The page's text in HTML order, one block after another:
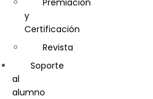
Comercial
Computación
Civil
Premiación
y
Certificación
Revista
Soporte
al
alumno